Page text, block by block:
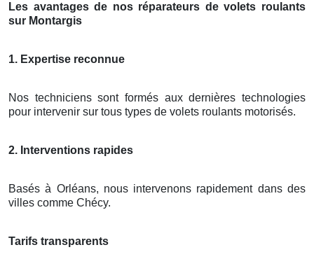
Les avantages de nos réparateurs de volets roulants
sur Montargis
1. Expertise reconnue
Nos techniciens sont formés aux dernières technologies
pour intervenir sur tous types de volets roulants motorisés.
2. Interventions rapides
Basés à Orléans, nous intervenons rapidement dans des
villes comme Chécy.
Tarifs transparents